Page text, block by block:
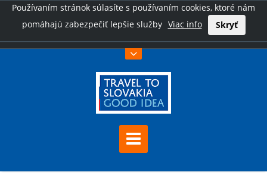
Používaním stránok súlasíte s používaním cookies, ktoré nám
pomáhajú zabezpečiť lepšie služby Viac info Skryť
Farský kostol Nanebovzatia Panny Márie v Banskej Bystrici